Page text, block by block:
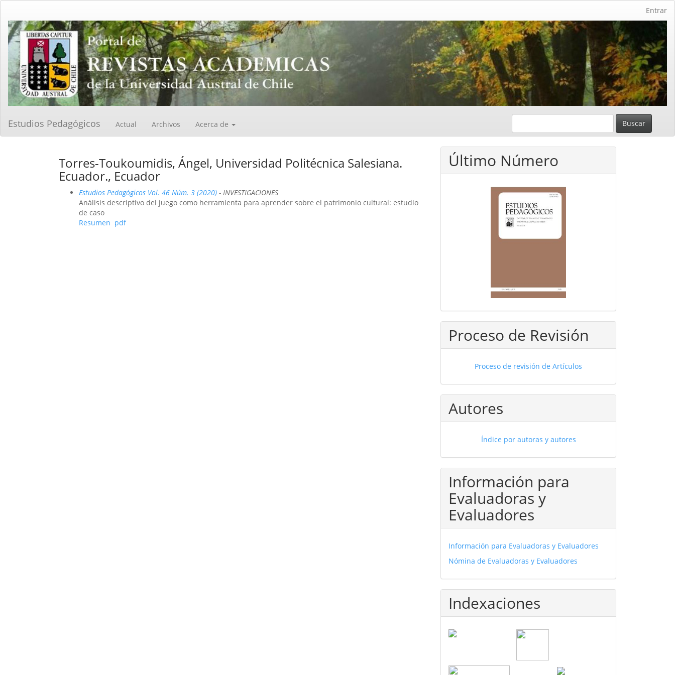
Contenido
principal
Barra
lateral
Entrar
Estudios Pedagógicos Actual Archivos Acerca de Buscar
Torres-Toukoumidis, Ángel, Universidad Politécnica Salesiana.
Ecuador., Ecuador
Estudios Pedagógicos Vol. 46 Núm. 3 (2020) - INVESTIGACIONES
Análisis descriptivo del juego como herramienta para aprender sobre el patrimonio cultural: estudio
de caso
Resumen pdf
Último Número
Proceso de Revisión
Proceso de revisión de Artículos
Autores
Índice por autoras y autores
Información para
Evaluadoras y
Evaluadores
Información para Evaluadoras y Evaluadores
Nómina de Evaluadoras y Evaluadores
Indexaciones